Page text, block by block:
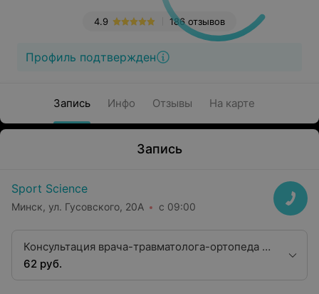
186 отзывов
4.9
Профиль подтвержден
Запись Инфо Отзывы На карте
Запись
Sport Science
Минск, ул. Гусовского, 20А с 09:00
Консультация врача-травматолога-ортопеда с
визуализацией (узи)
62 руб.